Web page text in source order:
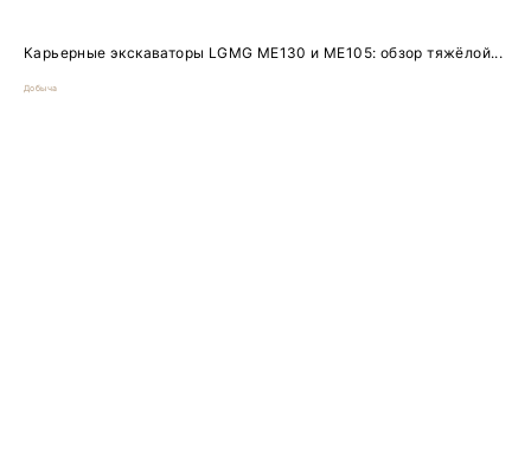
Карьерные экскаваторы LGMG ME130 и ME105: обзор тяжёлой...
Добыча